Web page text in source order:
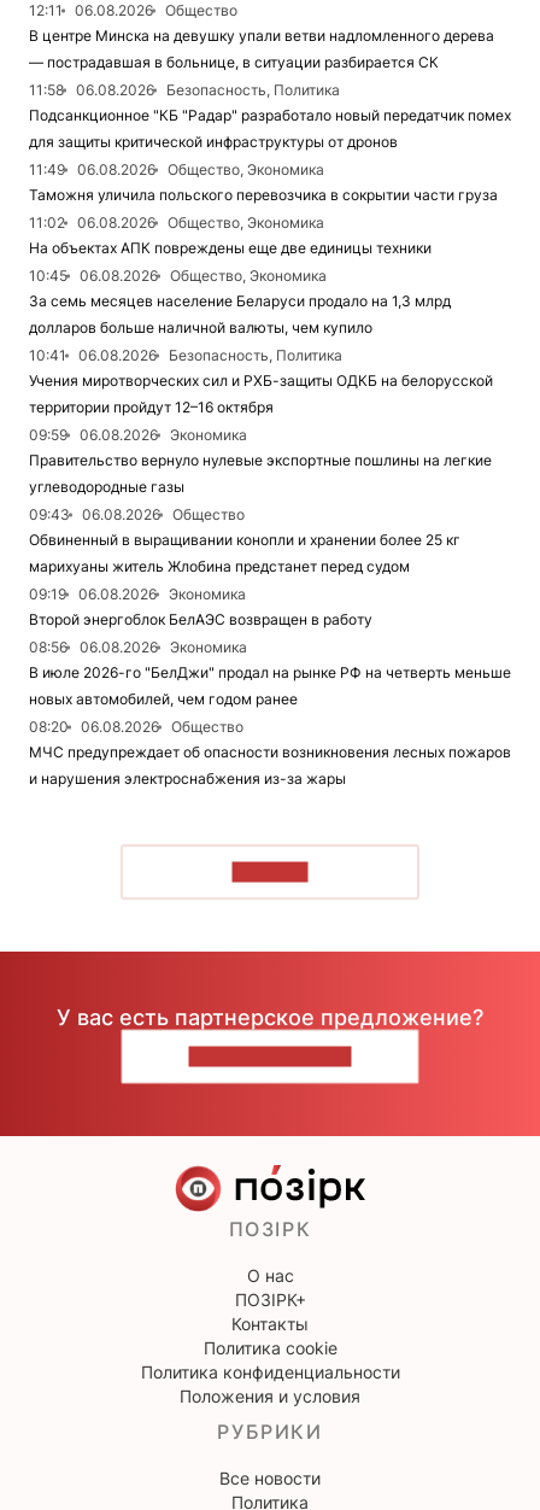
12:11
06.08.2026
Общество
В центре Минска на девушку упали ветви надломленного дерева
— пострадавшая в больнице, в ситуации разбирается СК
11:58
06.08.2026
Безопасность, Политика
Подсанкционное "КБ "Радар" разработало новый передатчик помех
для защиты критической инфраструктуры от дронов
11:49
06.08.2026
Общество, Экономика
Таможня уличила польского перевозчика в сокрытии части груза
11:02
06.08.2026
Общество, Экономика
На объектах АПК повреждены еще две единицы техники
10:45
06.08.2026
Общество, Экономика
За семь месяцев население Беларуси продало на 1,3 млрд
долларов больше наличной валюты, чем купило
10:41
06.08.2026
Безопасность, Политика
Учения миротворческих сил и РХБ-защиты ОДКБ на белорусской
территории пройдут 12–16 октября
09:59
06.08.2026
Экономика
Правительство вернуло нулевые экспортные пошлины на легкие
углеводородные газы
09:43
06.08.2026
Общество
Обвиненный в выращивании конопли и хранении более 25 кг
марихуаны житель Жлобина предстанет перед судом
09:19
06.08.2026
Экономика
Второй энергоблок БелАЭС возвращен в работу
08:56
06.08.2026
Экономика
В июле 2026-го "БелДжи" продал на рынке РФ на четверть меньше
новых автомобилей, чем годом ранее
08:20
06.08.2026
Общество
МЧС предупреждает об опасности возникновения лесных пожаров
и нарушения электроснабжения из-за жары
У вас есть партнерское предложение?
ПОЗІРК
О нас
ПОЗІРК+
Контакты
Политика cookie
Политика конфиденциальности
Положения и условия
РУБРИКИ
Все новости
Политика